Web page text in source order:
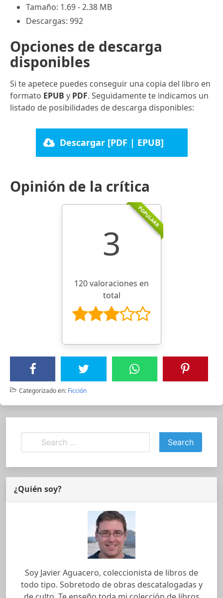
Tamaño: 1.69 - 2.38 MB
Descargas: 992
Opciones de descarga
disponibles
Si te apetece puedes conseguir una copia del libro en
formato EPUB y PDF. Seguidamente te indicamos un
listado de posibilidades de descarga disponibles:
Descargar [PDF | EPUB]
Opinión de la crítica
POPULARR
3
120 valoraciones en
total
Categorizado en: Ficción
¿Quién soy?
Soy Javier Aguacero, coleccionista de libros de
todo tipo. Sobretodo de obras descatalogadas y